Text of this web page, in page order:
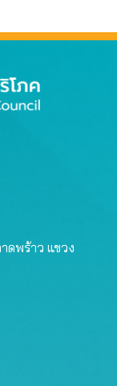
ดพร้าว แขวง